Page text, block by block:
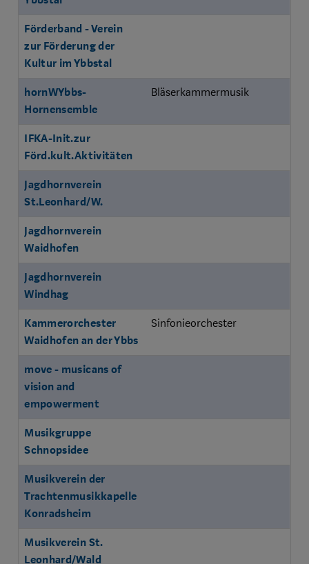
Förderband - Verein
zur Förderung der
Kultur im Ybbstal
hornWYbbs-
Hornensemble
Bläserkammermusik
IFKA-Init.zur
Förd.kult.Aktivitäten
Jagdhornverein
St.Leonhard/W.
Jagdhornverein
Waidhofen
Jagdhornverein
Windhag
Kammerorchester
Waidhofen an der Ybbs
Sinfonieorchester
move - musicans of
vision and
empowerment
Musikgruppe
Schnopsidee
Musikverein der
Trachtenmusikkapelle
Konradsheim
Musikverein St.
Leonhard/Wald